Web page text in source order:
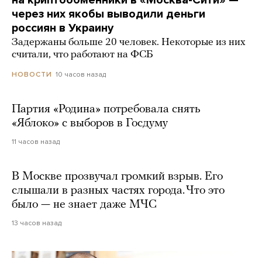
через них якобы выводили деньги
россиян в Украину
Задержаны больше 20 человек. Некоторые из них
считали, что работают на ФСБ
НОВОСТИ 10 часов назад
Партия «Родина» потребовала снять
«Яблоко» с выборов в Госдуму
11 часов назад
В Москве прозвучал громкий взрыв. Его
слышали в разных частях города. Что это
было — не знает даже МЧС
13 часов назад